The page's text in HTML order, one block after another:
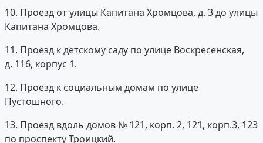
10. Проезд от улицы Капитана Хромцова, д. 3 до улицы
Капитана Хромцова.
11. Проезд к детскому саду по улице Воскресенская,
д. 116, корпус 1.
12. Проезд к социальным домам по улице
Пустошного.
13. Проезд вдоль домов № 121, корп. 2, 121, корп.3, 123
по проспекту Троицкий.